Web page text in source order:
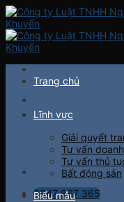
Skip
to
content
0947 867 365
Trang chủ
Lĩnh vực
Giải quyết
Tư vấn
Tư vấn thủ
Bất động sản
Biểu mẫu